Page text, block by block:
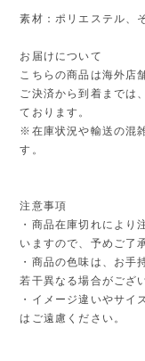
素材：ポリエステル、
お届けについて
こちらの商品は海外店
ご決済から到着までは
ております。
※在庫状況や輸送の混
す。
注意事項
・商品在庫切れにより
いますので、予めご了
・商品の色味は、お手
若干異なる場合がござ
・イメージ違いやサイ
はご遠慮ください。